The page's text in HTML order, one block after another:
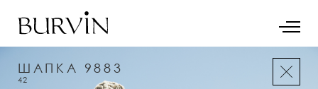
ШАПКА 9883
42